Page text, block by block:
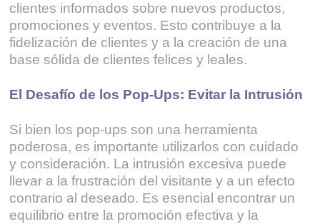
clientes informados sobre nuevos productos,
promociones y eventos. Esto contribuye a la
fidelización de clientes y a la creación de una
base sólida de clientes felices y leales.
El Desafío de los Pop-Ups: Evitar la Intrusión
Si bien los pop-ups son una herramienta
poderosa, es importante utilizarlos con cuidado
y consideración. La intrusión excesiva puede
llevar a la frustración del visitante y a un efecto
contrario al deseado. Es esencial encontrar un
equilibrio entre la promoción efectiva y la